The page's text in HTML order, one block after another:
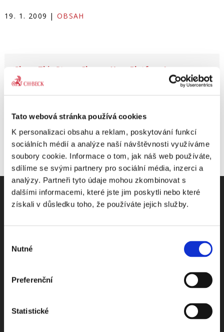
Tato webová stránka používá cookies
K personalizaci obsahu a reklam, poskytování funkcí
sociálních médií a analýze naší návštěvnosti využíváme
soubory cookie. Informace o tom, jak náš web používáte,
sdílíme se svými partnery pro sociální média, inzerci a
analýzy. Partneři tyto údaje mohou zkombinovat s
dalšími informacemi, které jste jim poskytli nebo které
získali v důsledku toho, že používáte jejich služby.
souhlasu
Nutné
Preferenční
Statistické
19. 1. 2009 | OBSAH
Share This Story, Choose Your Platform!
Odebírejte Beck-online
Dostávejte od nás pravidelný měsíční souhrn